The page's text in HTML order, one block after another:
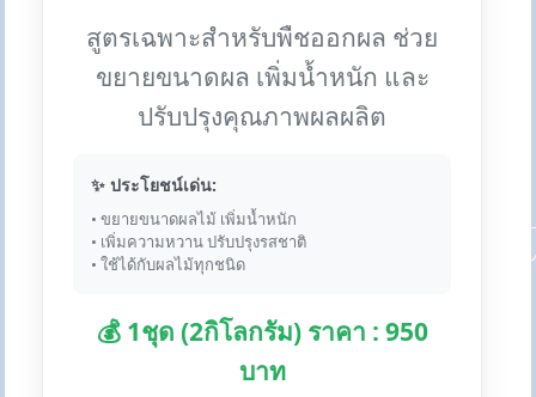
สูตรเฉพาะสำหรับพืชออกผล ช่วย
ขยายขนาดผล เพิ่มน้ำหนัก และ
ปรับปรุงคุณภาพผลผลิต
✨ ประโยชน์เด่น:
• ขยายขนาดผลไม้ เพิ่มน้ำหนัก
• เพิ่มความหวาน ปรับปรุงรสชาติ
• ใช้ได้กับผลไม้ทุกชนิด
💰 1ชุด (2กิโลกรัม) ราคา : 950
บาท